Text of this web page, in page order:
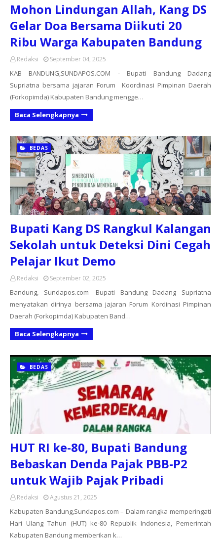
Mohon Lindungan Allah, Kang DS
Gelar Doa Bersama Diikuti 20
Ribu Warga Kabupaten Bandung
Redaksi September 04, 2025
KAB BANDUNG,SUNDAPOS.COM - Bupati Bandung Dadang
Supriatna bersama jajaran Forum Koordinasi Pimpinan Daerah
(Forkopimda) Kabupaten Bandung mengge…
Baca Selengkapnya
BEDAS
Bupati Kang DS Rangkul Kalangan
Sekolah untuk Deteksi Dini Cegah
Pelajar Ikut Demo
Redaksi September 02, 2025
Bandung, Sundapos.com -Bupati Bandung Dadang Supriatna
menyatakan dirinya bersama jajaran Forum Kordinasi Pimpinan
Daerah (Forkopimda) Kabupaten Band…
Baca Selengkapnya
BEDAS
HUT RI ke-80, Bupati Bandung
Bebaskan Denda Pajak PBB-P2
untuk Wajib Pajak Pribadi
Redaksi Agustus 21, 2025
Kabupaten Bandung,Sundapos.com – Dalam rangka memperingati
Hari Ulang Tahun (HUT) ke-80 Republik Indonesia, Pemerintah
Kabupaten Bandung memberikan k…